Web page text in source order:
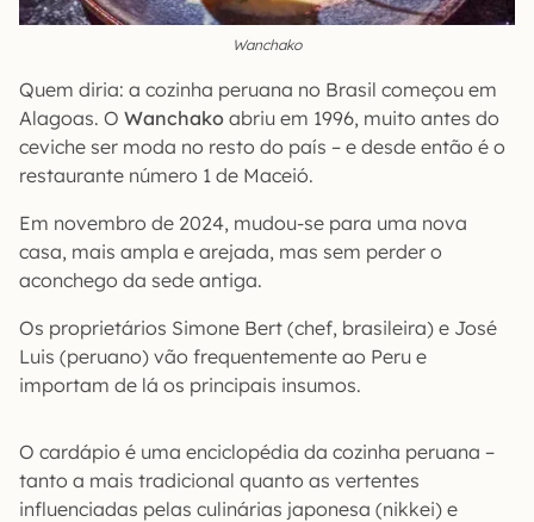
Wanchako
Quem diria: a cozinha peruana no Brasil começou em
Alagoas. O Wanchako abriu em 1996, muito antes do
ceviche ser moda no resto do país – e desde então é o
restaurante número 1 de Maceió.
Em novembro de 2024, mudou-se para uma nova
casa, mais ampla e arejada, mas sem perder o
aconchego da sede antiga.
Os proprietários Simone Bert (chef, brasileira) e José
Luis (peruano) vão frequentemente ao Peru e
importam de lá os principais insumos.
O cardápio é uma enciclopédia da cozinha peruana –
tanto a mais tradicional quanto as vertentes
influenciadas pelas culinárias japonesa (nikkei) e